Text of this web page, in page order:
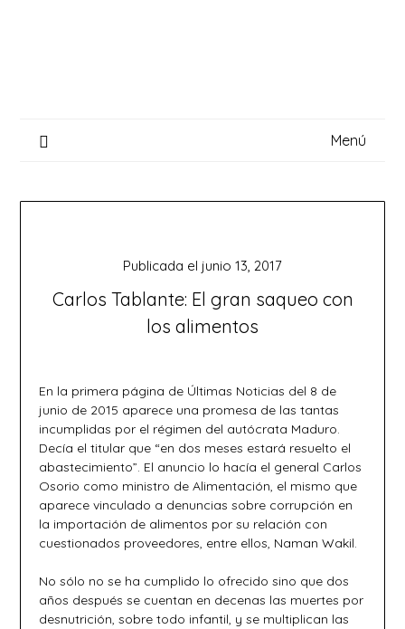
Menú
Carlos Tablante: El gran saqueo con
los alimentos
Publicada el junio 13, 2017
En la primera página de Últimas Noticias del 8 de
junio de 2015 aparece una promesa de las tantas
incumplidas por el régimen del autócrata Maduro.
Decía el titular que “en dos meses estará resuelto el
abastecimiento”. El anuncio lo hacía el general Carlos
Osorio como ministro de Alimentación, el mismo que
aparece vinculado a denuncias sobre corrupción en
la importación de alimentos por su relación con
cuestionados proveedores, entre ellos, Naman Wakil.
No sólo no se ha cumplido lo ofrecido sino que dos
años después se cuentan en decenas las muertes por
desnutrición, sobre todo infantil, y se multiplican las